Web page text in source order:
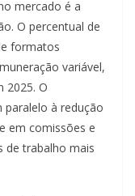
mercado é a
O percentual de
formatos
variável,
2025. O
à redução
em comissões e
de trabalho mais